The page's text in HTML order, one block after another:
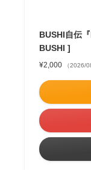
BUSHI自伝
BUSHI ]
¥2,000 （2026/